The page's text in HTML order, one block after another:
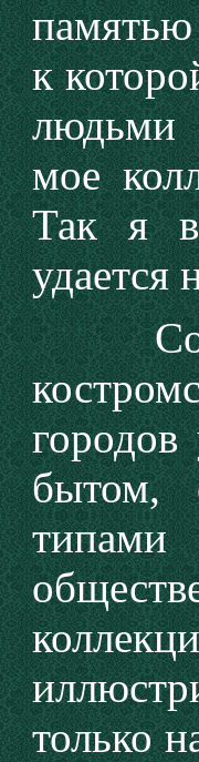
памятью
к
людьми
мое
Так я
удается
бытом,
типами
только